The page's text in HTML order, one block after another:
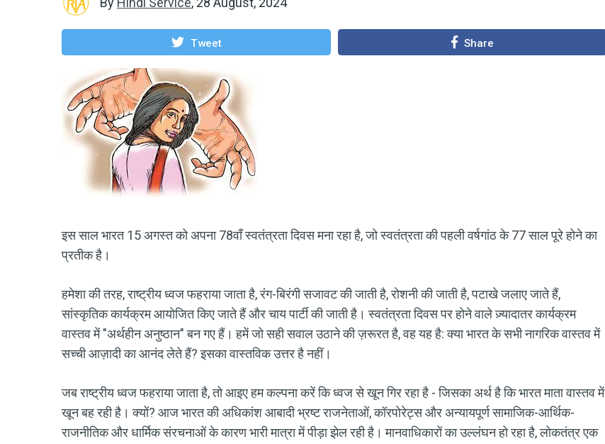
Tweet Share
इस साल भारत 15 अगस्त को अपना 78वाँ स्वतंत्रता दिवस मना रहा है, जो स्वतंत्रता की पहली वर्षगांठ के 77 साल पूरे होने का
प्रतीक है।
हमेशा की तरह, राष्ट्रीय ध्वज फहराया जाता है, रंग-बिरंगी सजावट की जाती है, रोशनी की जाती है, पटाखे जलाए जाते हैं,
सांस्कृतिक कार्यक्रम आयोजित किए जाते हैं और चाय पार्टी की जाती है। स्वतंत्रता दिवस पर होने वाले ज़्यादातर कार्यक्रम
वास्तव में "अर्थहीन अनुष्ठान" बन गए हैं। हमें जो सही सवाल उठाने की ज़रूरत है, वह यह है: क्या भारत के सभी नागरिक वास्तव में
सच्ची आज़ादी का आनंद लेते हैं? इसका वास्तविक उत्तर है नहीं।
जब राष्ट्रीय ध्वज फहराया जाता है, तो आइए हम कल्पना करें कि ध्वज से खून गिर रहा है - जिसका अर्थ है कि भारत माता वास्तव में
खून बह रही है। क्यों? आज भारत की अधिकांश आबादी भ्रष्ट राजनेताओं, कॉरपोरेट्स और अन्यायपूर्ण सामाजिक-आर्थिक-
राजनीतिक और धार्मिक संरचनाओं के कारण भारी मात्रा में पीड़ा झेल रही है। मानवाधिकारों का उल्लंघन हो रहा है, लोकतंत्र एक